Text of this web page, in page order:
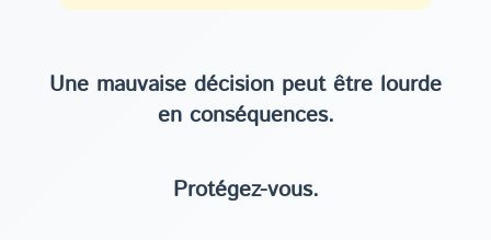
Une mauvaise décision peut être lourde
en conséquences.
Protégez-vous.